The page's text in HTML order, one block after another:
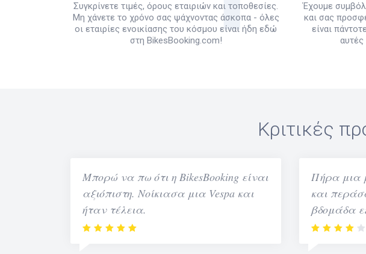
Συγκρίνετε τιμές, όρους εταιριών και τοποθεσίες.
Μη χάνετε το χρόνο σας ψάχνοντας άσκοπα - όλες
οι εταιρίες ενοικίασης του κόσμου είναι ήδη εδώ
στη BikesBooking.com!
Έχουμε
και σας
είναι
Κριτικές
Μπορώ να πω ότι η BikesBooking είναι
αξιόπιστη. Νοίκιασα μια Vespa και
ήταν τέλεια.
Πήρα μια
και
βδομάδα